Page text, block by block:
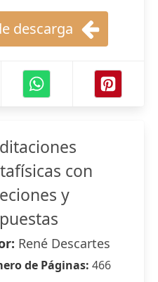
descarga
con
y
René Descartes
de Páginas: 466